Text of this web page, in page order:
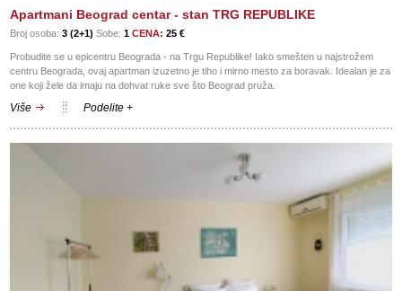
Apartmani Beograd centar - stan TRG REPUBLIKE
Broj osoba:3 (2+1) Sobe:1 CENA:25 €
Probudite se u epicentru Beograda - na Trgu Republike! Iako smešten u najstrožem
centru Beograda, ovaj apartman izuzetno je tiho i mirno mesto za boravak. Idealan je za
one koji žele da imaju na dohvat ruke sve što Beograd pruža.
Više Podelite +